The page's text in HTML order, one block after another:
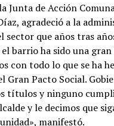
Junta de Acción
agradeció a la
sector que años tras
barrio ha sido una
con todo lo que se ha
Gran Pacto Social.
títulos y ninguno
y le decimos que
manifestó.